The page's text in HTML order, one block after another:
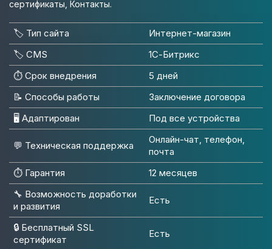
сертификаты, Контакты.
🏷️ Тип сайта
Интернет-магазин
🏷️ CMS
1С-Битрикс
⏱️ Срок внедрения
5 дней
📝 Способы работы
Заключение договора
🖥 Адаптирован
Под все устройства
💬 Техническая поддержка
Онлайн-чат, телефон,
почта
⏱️ Гарантия
12 месяцев
🔧 Возможность доработки
и развития
Есть
🔒 Бесплатный SSL
сертификат
Есть